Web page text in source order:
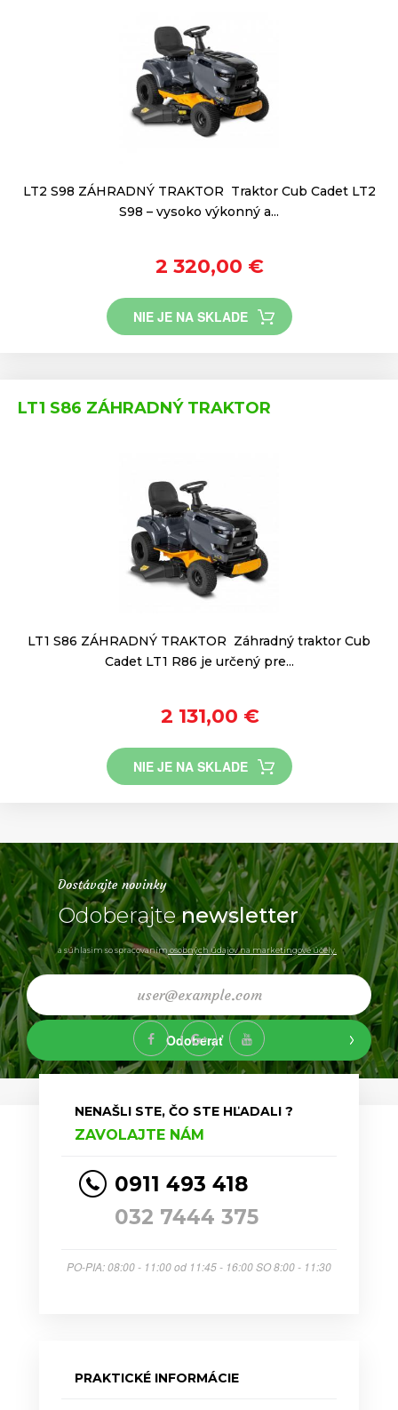
LT2 S98 ZÁHRADNÝ TRAKTOR Traktor Cub Cadet LT2
S98 – vysoko výkonný a...
2 320,00 €
NIE JE NA SKLADE
LT1 S86 ZÁHRADNÝ TRAKTOR
LT1 S86 ZÁHRADNÝ TRAKTOR Záhradný traktor Cub
Cadet LT1 R86 je určený pre...
2 131,00 €
NIE JE NA SKLADE
Dostávajte novinky
Odoberajtenewsletter
a súhlasim so spracovaním osobných údajov na marketingové účely.
Odoberať
NENAŠLI STE, ČO STE HĽADALI ?
ZAVOLAJTE NÁM
0911 493 418
032 7444 375
PO-PIA: 08:00 - 11:00 od 11:45 - 16:00 SO 8:00 - 11:30
PRAKTICKÉ INFORMÁCIE